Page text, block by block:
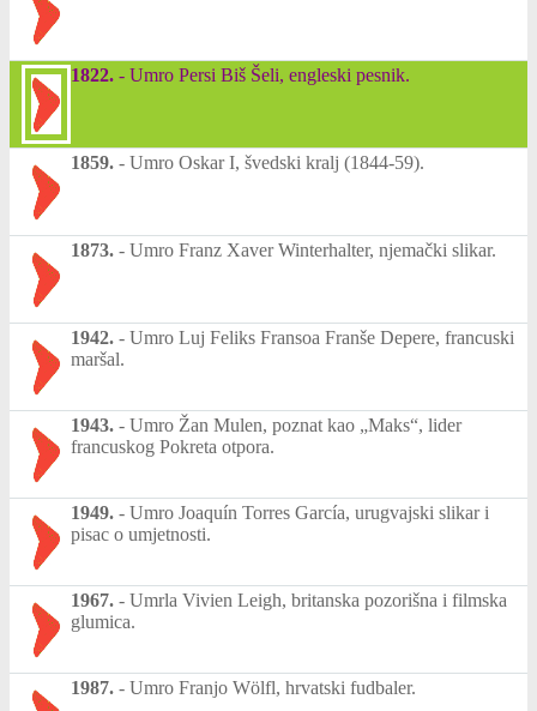
1822. - Umro Persi Biš Šeli, engleski pesnik.
1859. - Umro Oskar I, švedski kralj (1844-59).
1873. - Umro Franz Xaver Winterhalter, njemački slikar.
1942. - Umro Luj Feliks Fransoa Franše Depere, francuski
maršal.
1943. - Umro Žan Mulen, poznat kao „Maks“, lider
francuskog Pokreta otpora.
1949. - Umro Joaquín Torres García, urugvajski slikar i
pisac o umjetnosti.
1967. - Umrla Vivien Leigh, britanska pozorišna i filmska
glumica.
1987. - Umro Franjo Wölfl, hrvatski fudbaler.